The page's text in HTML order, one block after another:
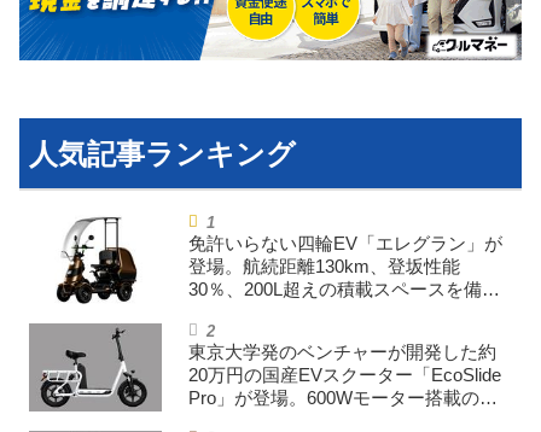
免許いらない四輪EV「エレグラン」が
登場。航続距離130km、登坂性能
30％、200L超えの積載スペースを備え
東京大学発のベンチャーが開発した約
20万円の国産EVスクーター「EcoSlide
Pro」が登場。600Wモーター搭載のハ